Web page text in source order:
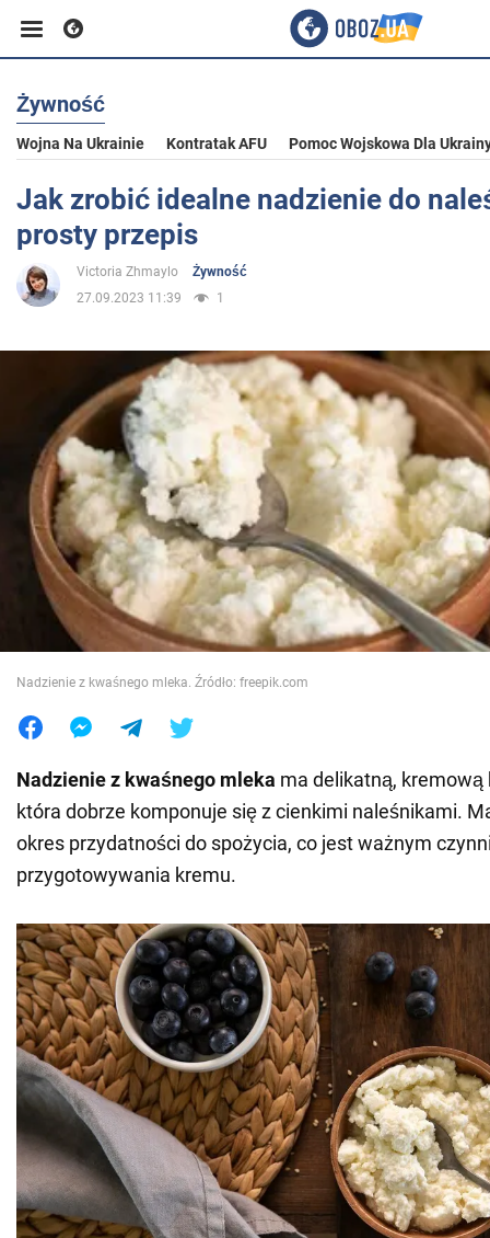
Biznes
Sport
Polityka
Społeczeństwo
Wojna na Ukrainie
Świat
Jedzenie
Żywność
Wojna Na Ukrainie Kontratak AFU Pomoc Wojskowa Dla
Jak zrobić idealne nadzienie do
prosty przepis
Victoria Zhmaylo
Żywność
27.09.2023 11:39
1
Nadzienie z kwaśnego mleka. Źródło: freepik.com
Nadzienie z kwaśnego mleka ma delikatną, kremową
która dobrze komponuje się z cienkimi naleśnikami.
okres przydatności do spożycia, co jest ważnym
przygotowywania kremu.